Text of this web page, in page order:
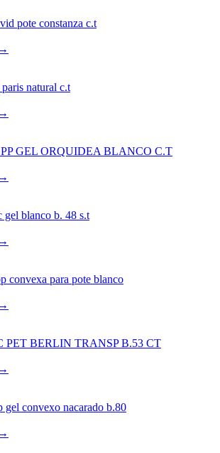
pote constanza c.t
natural c.t
PP GEL ORQUIDEA BLANCO C.T
gel blanco b. 48 s.t
convexa para pote blanco
PET BERLIN TRANSP B.53 CT
gel convexo nacarado b.80